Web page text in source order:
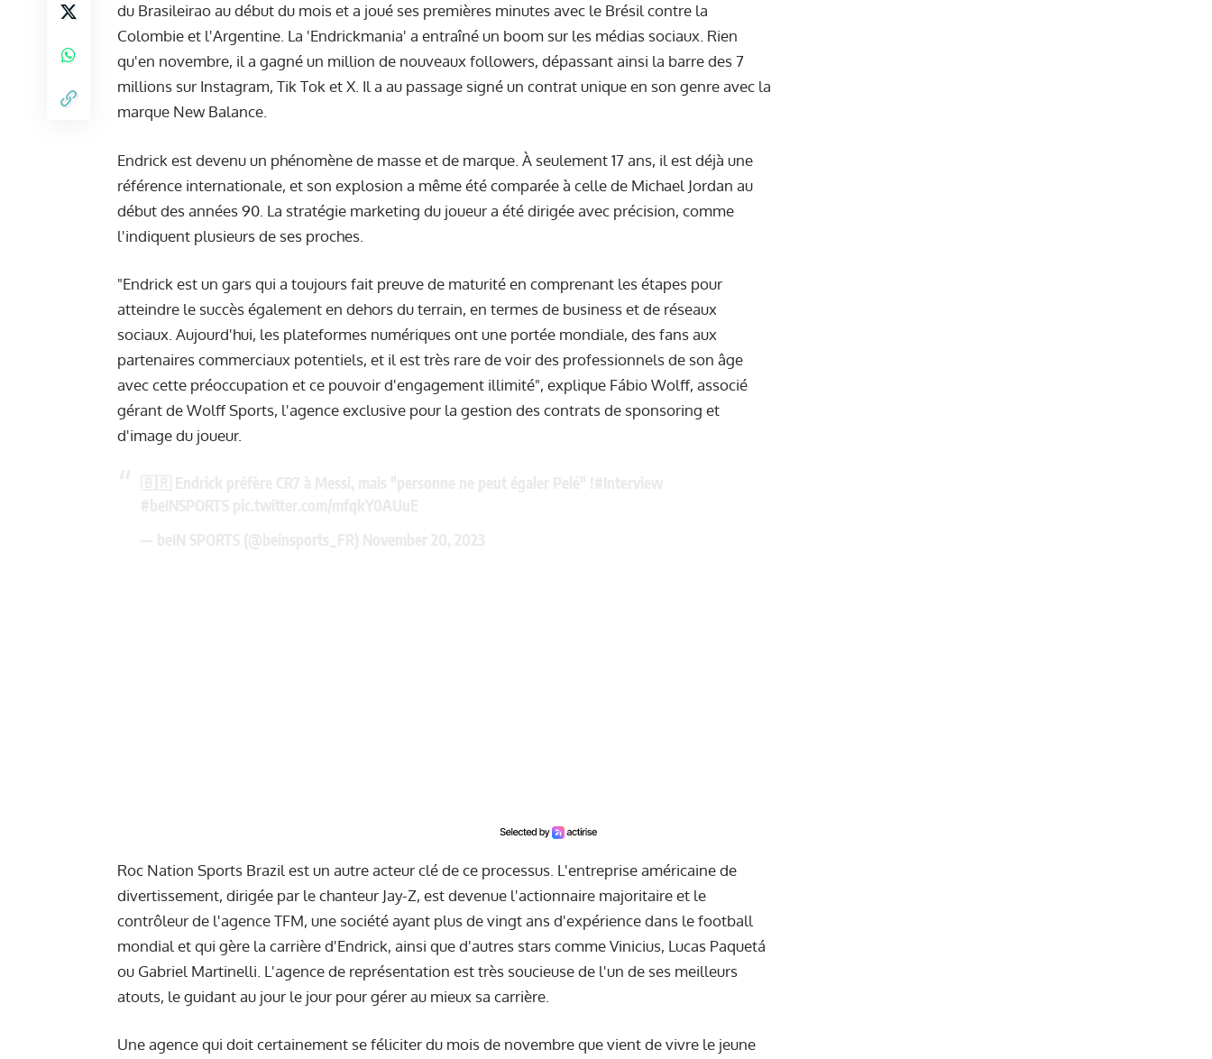
du Brasileirao au début du mois et a joué ses premières minutes avec le Brésil contre la
Colombie et l'Argentine. La 'Endrickmania' a entraîné un boom sur les médias sociaux. Rien
qu'en novembre, il a gagné un million de nouveaux followers, dépassant ainsi la barre des 7
millions sur Instagram, Tik Tok et X. Il a au passage signé un contrat unique en son genreavec la
marque New Balance.
Endrick est devenu un phénomène de masse et de marque. À seulement 17 ans, il est déjà une
référence internationale, et son explosion a même été comparée à celle de Michael Jordan au
début des années 90. La stratégie marketing du joueur a été dirigée avec précision, comme
l'indiquent plusieurs de ses proches.
"Endrick est un gars qui a toujours fait preuve de maturité en comprenant les étapes pour
atteindre le succès également en dehors du terrain, en termes de business et de réseaux
sociaux. Aujourd'hui, les plateformes numériques ont une portée mondiale, des fans aux
partenaires commerciaux potentiels, et il est très rare de voir des professionnels de son âge
avec cette préoccupation et ce pouvoir d'engagement illimité", explique Fábio Wolff, associé
gérant de Wolff Sports, l'agence exclusive pour la gestion des contrats de sponsoring et
d'image du joueur.
Roc Nation Sports Brazil est un autre acteur clé de ce processus. L'entreprise américaine de
divertissement, dirigée par le chanteur Jay-Z, est devenue l'actionnaire majoritaire et le
contrôleur de l'agence TFM, une société ayant plus de vingt ans d'expérience dans le football
mondial et qui gère la carrière d'Endrick, ainsi que d'autres stars comme Vinicius, Lucas Paquetá
ou Gabriel Martinelli. L'agence de représentation est très soucieuse de l'un de ses meilleurs
atouts, le guidant au jour le jour pour gérer au mieux sa carrière.
Une agence qui doit certainement se féliciter du mois de novembre que vient de vivre le jeune